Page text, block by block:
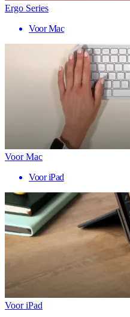
Ergo Series
Voor Mac
Voor Mac
Voor iPad
Voor iPad